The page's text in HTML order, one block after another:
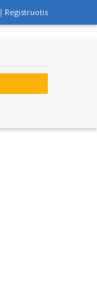
Registruotis